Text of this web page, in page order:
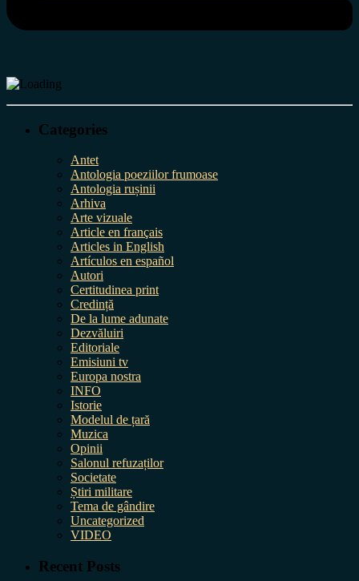
Categories
Antet
Antologia poeziilor frumoase
Antologia rușinii
Arhiva
Arte vizuale
Article en français
Articles in English
Artículos en español
Autori
Certitudinea print
Credință
De la lume adunate
Dezvăluiri
Editoriale
Emisiuni tv
Europa nostra
INFO
Istorie
Modelul de țară
Muzica
Opinii
Salonul refuzaților
Societate
Știri militare
Tema de gândire
Uncategorized
VIDEO
Recent Posts